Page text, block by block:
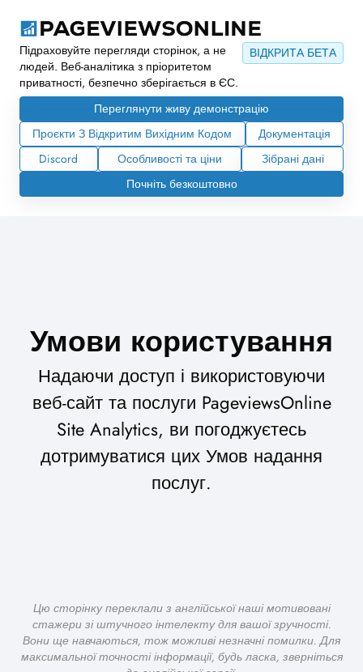
ВІДКРИТА БЕТА
Підраховуйте перегляди сторінок, а не
людей. Веб-аналітика з пріоритетом
приватності, безпечно зберігається в ЄС.
Переглянути живу демонстрацію
Проєкти З Відкритим Вихідним Кодом
Документація
Discord
Особливості та ціни
Зібрані дані
Почніть безкоштовно
Умови користування
Надаючи доступ і використовуючи
веб-сайт та послуги PageviewsOnline
Site Analytics, ви погоджуєтесь
дотримуватися цих Умов надання
послуг.
Цю сторінку переклали з англійської наші мотивовані
стажери зі штучного інтелекту для вашої зручності.
Вони ще навчаються, тож можливі незначні помилки. Для
максимальної точності інформації, будь ласка, зверніться